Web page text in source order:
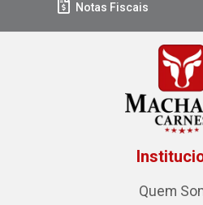
Notas Fiscais
Quem